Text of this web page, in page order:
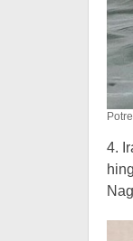
4.